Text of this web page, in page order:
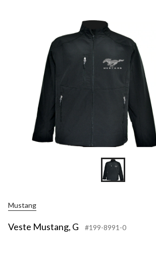
Mustang
Veste Mustang, G #199-8991-0